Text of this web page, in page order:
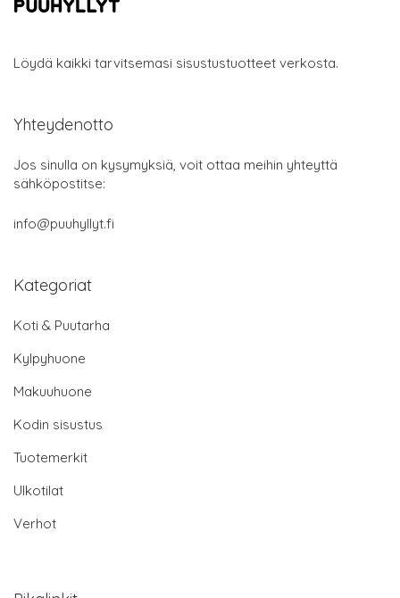
Löydä kaikki tarvitsemasi sisustustuotteet verkosta.
Yhteydenotto
Jos sinulla on kysymyksiä, voit ottaa meihin yhteyttä
sähköpostitse:
info@puuhyllyt.fi
Kategoriat
Koti & Puutarha
Kylpyhuone
Makuuhuone
Kodin sisustus
Tuotemerkit
Ulkotilat
Verhot